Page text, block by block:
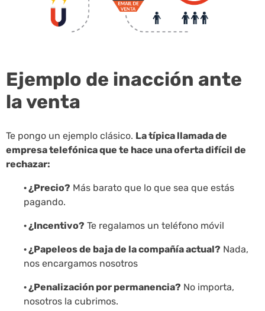
Ejemplo de inacción ante
la venta
Te pongo un ejemplo clásico. La típica llamada de
empresa telefónica que te hace una oferta difícil de
rechazar:
· ¿Precio? Más barato que lo que sea que estás
pagando.
· ¿Incentivo? Te regalamos un teléfono móvil
· ¿Papeleos de baja de la compañía actual? Nada,
nos encargamos nosotros
· ¿Penalización por permanencia? No importa,
nosotros la cubrimos.